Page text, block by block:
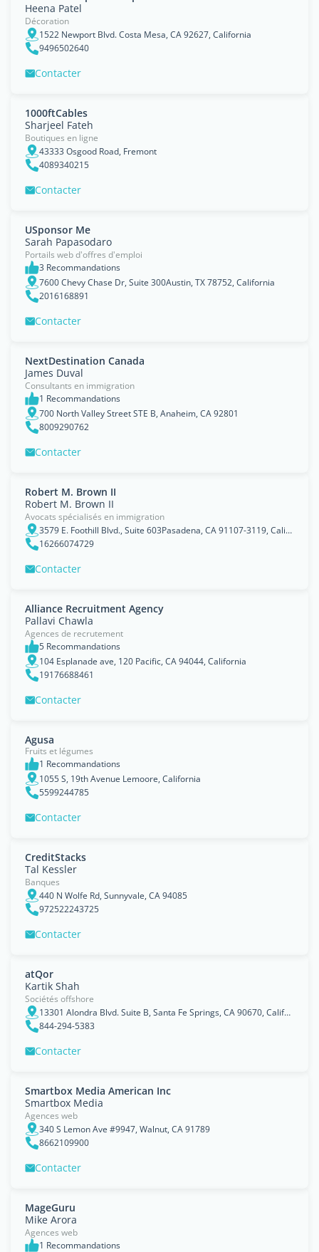
Heena Patel
Décoration
1522 Newport Blvd. Costa Mesa, CA 92627, California
9496502640
Contacter
1000ftCables
Sharjeel Fateh
Boutiques en ligne
43333 Osgood Road, Fremont
4089340215
Contacter
USponsor Me
Sarah Papasodaro
Portails web d'offres d'emploi
3 Recommandations
7600 Chevy Chase Dr, Suite 300Austin, TX 78752, California
2016168891
Contacter
NextDestination Canada
James Duval
Consultants en immigration
1 Recommandations
700 North Valley Street STE B, Anaheim, CA 92801
8009290762
Contacter
Robert M. Brown II
Robert M. Brown II
Avocats spécialisés en immigration
3579 E. Foothill Blvd., Suite 603Pasadena, CA 91107-3119, California
16266074729
Contacter
Alliance Recruitment Agency
Pallavi Chawla
Agences de recrutement
5 Recommandations
104 Esplanade ave, 120 Pacific, CA 94044, California
19176688461
Contacter
Agusa
Fruits et légumes
1 Recommandations
1055 S, 19th Avenue Lemoore, California
5599244785
Contacter
CreditStacks
Tal Kessler
Banques
440 N Wolfe Rd, Sunnyvale, CA 94085
972522243725
Contacter
atQor
Kartik Shah
Sociétés offshore
13301 Alondra Blvd. Suite B, Santa Fe Springs, CA 90670, California
844-294-5383
Contacter
Smartbox Media American Inc
Smartbox Media
Agences web
340 S Lemon Ave #9947, Walnut, CA 91789
8662109900
Contacter
MageGuru
Mike Arora
Agences web
1 Recommandations